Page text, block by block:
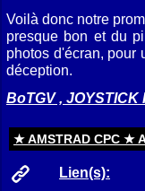
Voilà donc notre
presque bon et du
photos d'écran, pour
déception.
BoTGV , JOYSTICK
★ AMSTRAD CPC ★
Lien(s):